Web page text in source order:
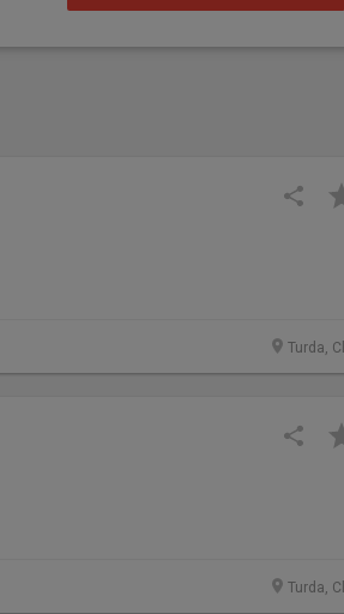
Turda,
Turda,